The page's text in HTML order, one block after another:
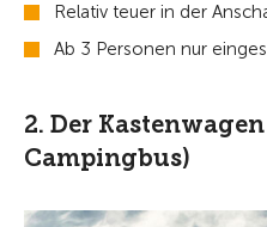
Relativ teuer in der
Ab 3 Personen nur
2. Der
Campingbus)